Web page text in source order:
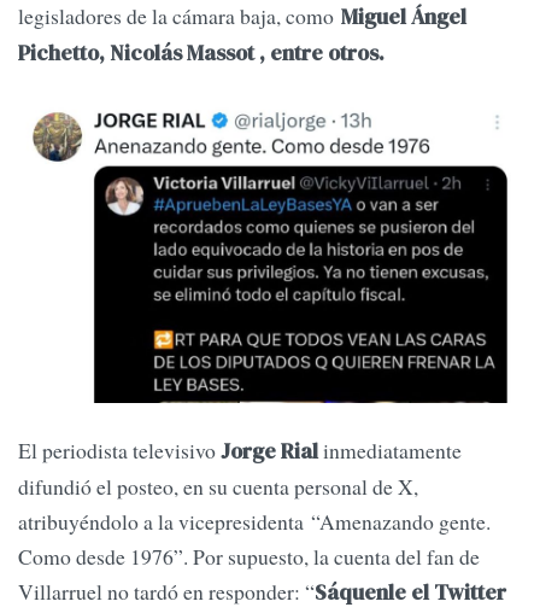
legisladores de la cámara baja, como Miguel Ángel
Pichetto, Nicolás Massot , entre otros.
El periodista televisivoJorge Rialinmediatamente
difundió el posteo, en su cuenta personal de X,
atribuyéndolo a la vicepresidenta “Amenazando gente.
Como desde 1976”. Por supuesto, la cuenta del fan de
Villarruel no tardó en responder: “Sáquenle el Twitter